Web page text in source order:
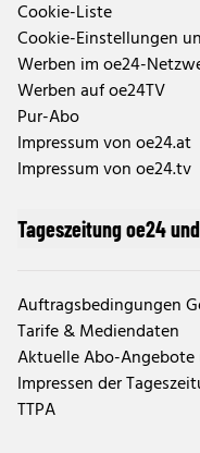
Cookie-Liste
Cookie-Einstellungen
Werben im oe24-
Werben auf oe24TV
Pur-Abo
Impressum von oe24.at
Impressum von oe24.tv
Tageszeitung oe24 und
Auftragsbedingungen
Tarife & Mediendaten
Aktuelle Abo-
Impressen der
TTPA